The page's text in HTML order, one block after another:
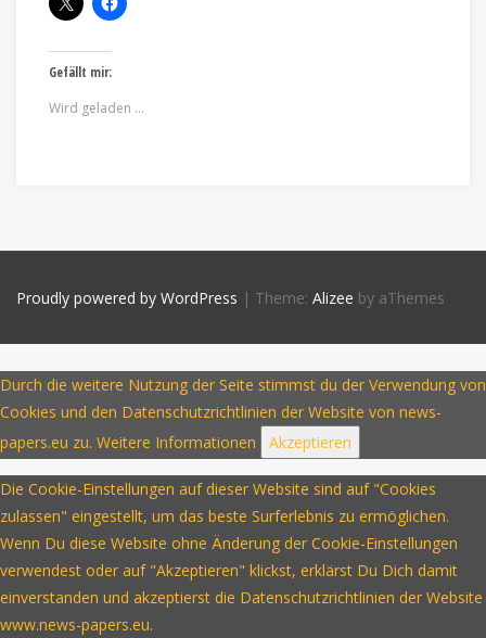
Gefällt mir:
Wird geladen …
Proudly powered by WordPress | Theme: Alizee by aThemes
Durch die weitere Nutzung der Seite stimmst du der Verwendung von
Cookies und den Datenschutzrichtlinien der Website von news-
papers.eu zu. Weitere Informationen Akzeptieren
Die Cookie-Einstellungen auf dieser Website sind auf "Cookies
zulassen" eingestellt, um das beste Surferlebnis zu ermöglichen.
Wenn Du diese Website ohne Änderung der Cookie-Einstellungen
verwendest oder auf "Akzeptieren" klickst, erklärst Du Dich damit
einverstanden und akzeptierst die Datenschutzrichtlinien der Website
www.news-papers.eu.